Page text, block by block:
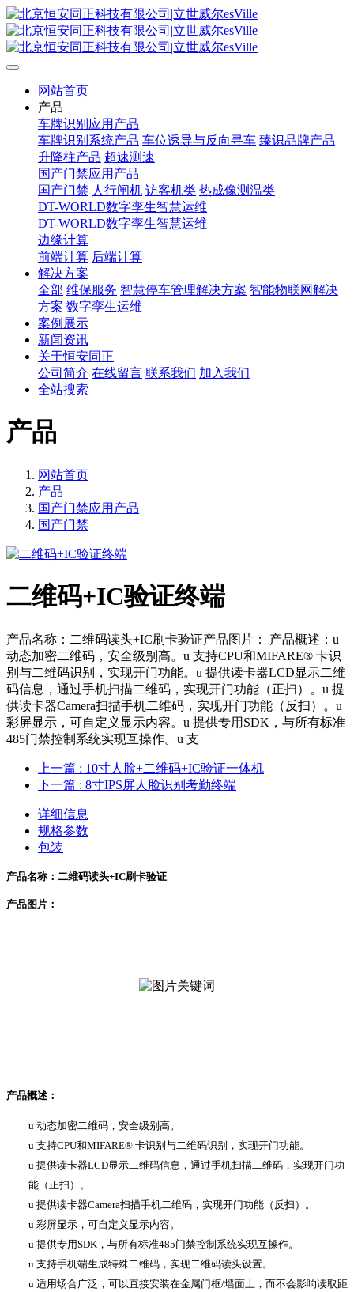
网站首页
产品
车牌识别应用产品
车牌识别系统产品 车位诱导与反向寻车 臻识品牌产品
升降柱产品 超速测速
国产门禁应用产品
国产门禁 人行闸机 访客机类 热成像测温类
DT-WORLD数字孪生智慧运维
DT-WORLD数字孪生智慧运维
边缘计算
前端计算 后端计算
解决方案
全部 维保服务 智慧停车管理解决方案 智能物联网解决
方案 数字孪生运维
案例展示
新闻资讯
关于恒安同正
公司简介 在线留言 联系我们 加入我们
全站搜索
产品
网站首页
产品
国产门禁应用产品
国产门禁
二维码+IC验证终端
产品名称：二维码读头+IC刷卡验证产品图片： 产品概述：u
动态加密二维码，安全级别高。u 支持CPU和MIFARE® 卡识
别与二维码识别，实现开门功能。u 提供读卡器LCD显示二维
码信息，通过手机扫描二维码，实现开门功能（正扫）。u 提
供读卡器Camera扫描手机二维码，实现开门功能（反扫）。u
彩屏显示，可自定义显示内容。u 提供专用SDK，与所有标准
485门禁控制系统实现互操作。u 支
上一篇 : 10寸人脸+二维码+IC验证一体机
下一篇 : 8寸IPS屏人脸识别考勤终端
详细信息
规格参数
包装
产品名称：二维码读头+IC刷卡验证
产品图片：
产品概述：
u 动态加密二维码，安全级别高。
u 支持CPU和MIFARE® 卡识别与二维码识别，实现开门功能。
u 提供读卡器LCD显示二维码信息，通过手机扫描二维码，实现开门功
能（正扫）。
u 提供读卡器Camera扫描手机二维码，实现开门功能（反扫）。
u 彩屏显示，可自定义显示内容。
u 提供专用SDK，与所有标准485门禁控制系统实现互操作。
u 支持手机端生成特殊二维码，实现二维码读头设置。
u 适用场合广泛，可以直接安装在金属门框/墙面上，而不会影响读取距